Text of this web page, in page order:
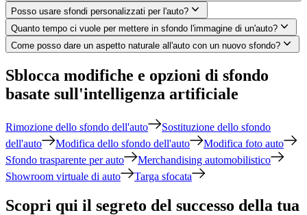
Posso usare sfondi personalizzati per l'auto?
Quanto tempo ci vuole per mettere in sfondo l'immagine di un'auto?
Come posso dare un aspetto naturale all'auto con un nuovo sfondo?
Sblocca modifiche e opzioni di sfondo
basate sull'intelligenza artificiale
Rimozione dello sfondo dell'auto
Sostituzione dello sfondo
dell'auto
Modifica dello sfondo dell'auto
Modifica foto auto
Sfondo trasparente per auto
Merchandising automobilistico
Showroom virtuale di auto
Targa sfocata
Scopri qui il segreto del successo della tua